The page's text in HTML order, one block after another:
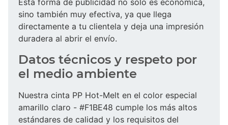
sino también muy efectiva, ya que llega
directamente a tu clientela y deja una impresión
duradera al abrir el envío.
Datos técnicos y respeto por
el medio ambiente
Nuestra cinta PP Hot-Melt en el color especial
amarillo claro - #F1BE48 cumple los más altos
estándares de calidad y los requisitos del